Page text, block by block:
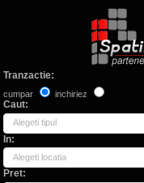
Tranzactie:
cumpar inchiriez
Caut:
Alegeti tipul
In:
Alegeti locatia
Pret: